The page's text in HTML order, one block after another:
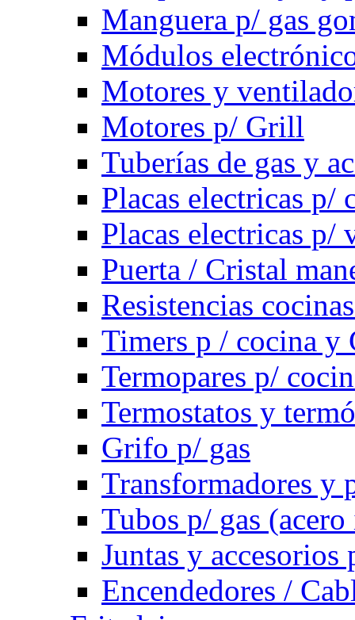
Manguera p/ gas
Módulos
Motores y
Motores p/ Grill
Tuberías de gas y
Placas electricas p/
Placas electricas p/
Puerta / Cristal
Resistencias
Timers p / cocina y
Termopares p/
Termostatos y
Grifo p/ gas
Transformadores y
Tubos p/ gas
Juntas y accesorios
Encendedores /